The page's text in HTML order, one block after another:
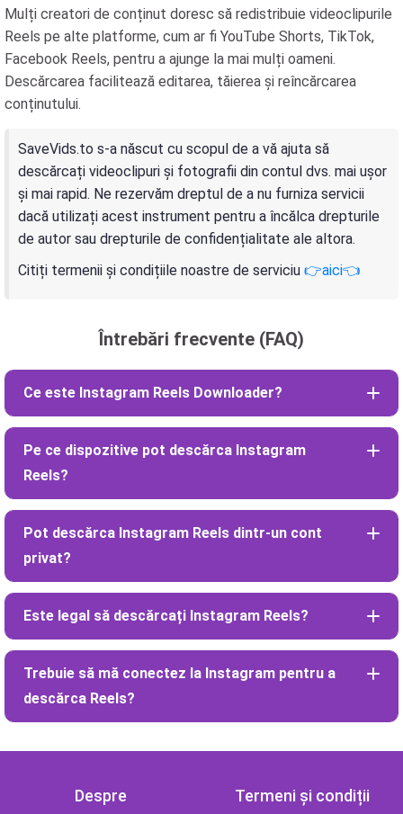
Mulți creatori de conținut doresc să redistribuie videoclipurile
Reels pe alte platforme, cum ar fi YouTube Shorts, TikTok,
Facebook Reels, pentru a ajunge la mai mulți oameni.
Descărcarea facilitează editarea, tăierea și reîncărcarea
conținutului.
SaveVids.to s-a născut cu scopul de a vă ajuta să
descărcați videoclipuri și fotografii din contul dvs. mai ușor
și mai rapid. Ne rezervăm dreptul de a nu furniza servicii
dacă utilizați acest instrument pentru a încălca drepturile
de autor sau drepturile de confidențialitate ale altora.
Citiți termenii și condițiile noastre de serviciu 👉aici👈
Întrebări frecvente (FAQ)
Ce este Instagram Reels Downloader?
Pe ce dispozitive pot descărca Instagram
Reels?
Pot descărca Instagram Reels dintr-un cont
privat?
Este legal să descărcați Instagram Reels?
Trebuie să mă conectez la Instagram pentru a
descărca Reels?
Despre Termeni și condiții